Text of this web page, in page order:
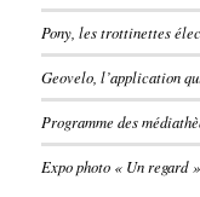
Pony, les trottinettes
Geovelo, l’application
Programme des
Expo photo « Un regard